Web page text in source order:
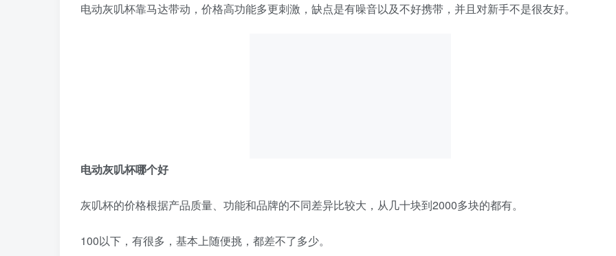
电动灰叽杯靠马达带动，价格高功能多更刺激，缺点是有噪音以及不好携带，并且对新手不是很友好。
电动灰叽杯哪个好
灰叽杯的价格根据产品质量、功能和品牌的不同差异比较大，从几十块到2000多块的都有。
100以下，有很多，基本上随便挑，都差不了多少。